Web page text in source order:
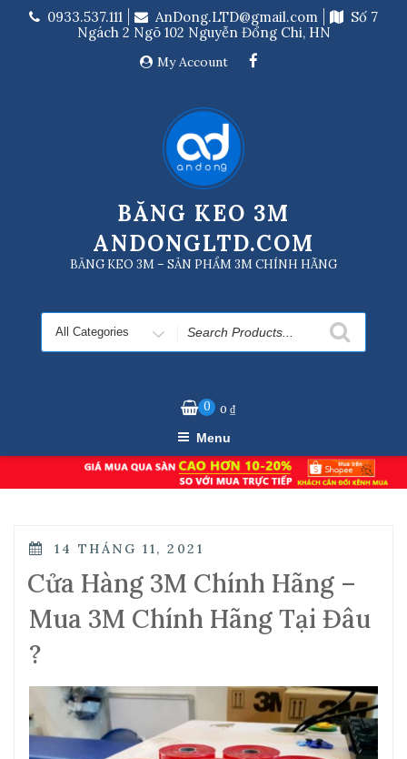
0933.537.111 AnDong.LTD@gmail.com
Số 7
Ngách 2 Ngõ 102 Nguyễn Đổng Chi, HN
My Account
BĂNG KEO 3M
ANDONGLTD.COM
BĂNG KEO 3M – SẢN PHẨM 3M CHÍNH HÃNG
Search
for
0 0₫
Menu
POSTED
14 THÁNG 11, 2021
Cửa Hàng 3M Chính Hãng –
Mua 3M Chính Hãng Tại Đâu
?